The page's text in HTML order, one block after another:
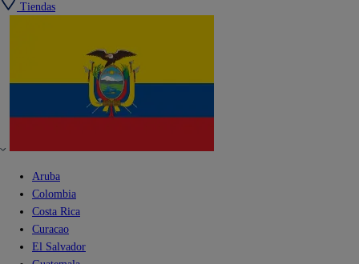
Tiendas
Aruba
Colombia
Costa Rica
Curacao
El Salvador